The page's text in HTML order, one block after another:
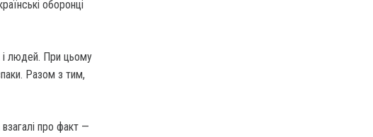
оборонці
і людей. При цьому
Разом з тим,
взагалі про факт —